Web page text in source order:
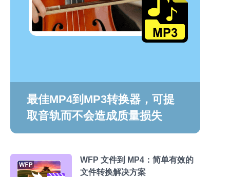
最佳MP4到MP3转换器，可提
取音轨而不会造成质量损失
WFP 文件到 MP4：简单有效的
文件转换解决方案